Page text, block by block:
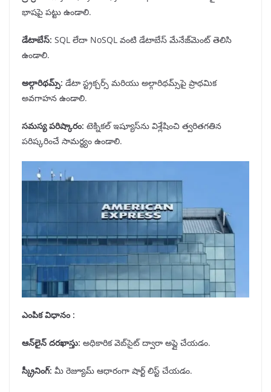
భాషపై పట్టు ఉండాలి.
డేటాబేస్: SQL లేదా NoSQL వంటి డేటాబేస్ మేనేజ్‌మెంట్ తెలిసి
ఉండాలి.
అల్గారిథమ్స్: డేటా స్ట్రక్చర్స్ మరియు అల్గారిథమ్స్‌పై ప్రాథమిక
అవగాహన ఉండాలి.
సమస్య పరిష్కారం: టెక్నికల్ ఇష్యూస్‌ను విశ్లేషించి త్వరితగతిన
పరిష్కరించే సామర్థ్యం ఉండాలి.
ఎంపిక విధానం :
ఆన్లైన్ దరఖాస్తు: అధికారిక వెబ్‌సైట్ ద్వారా అప్లై చేయడం.
స్క్రీనింగ్: మీ రెజ్యూమ్ ఆధారంగా షార్ట్ లిస్ట్ చేయడం.